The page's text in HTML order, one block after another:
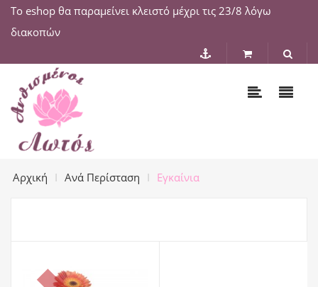
Το eshop θα παραμείνει κλειστό μέχρι τις 23/8 λόγω
διακοπών
Αρχική Ανά Περίσταση Εγκαίνια